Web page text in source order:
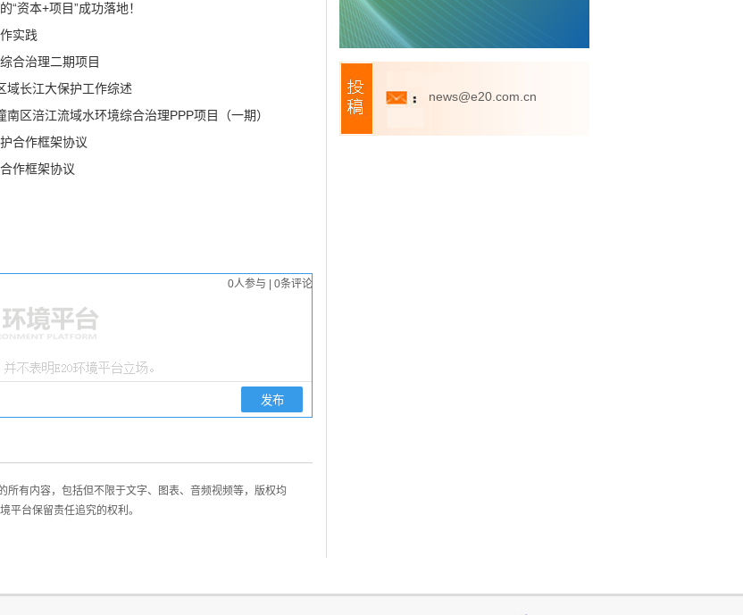
资本+项目”成功落地！
实践
合治理二期项目
域长江大保护工作综述
区涪江流域水环境综合治理PPP项目（一期）
合作框架协议
作框架协议
0人参与 0条评论
所有内容，包括但不限于文字、图表、音频视频等，版权均
平台保留责任追究的权利。
news@e20.com.cn